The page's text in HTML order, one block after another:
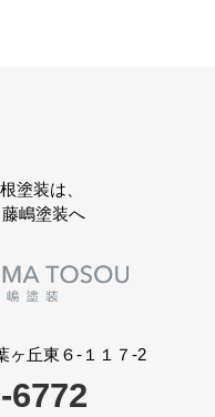
塗装は、
嶋塗装へ
ヶ丘東６-１１７-2
6772